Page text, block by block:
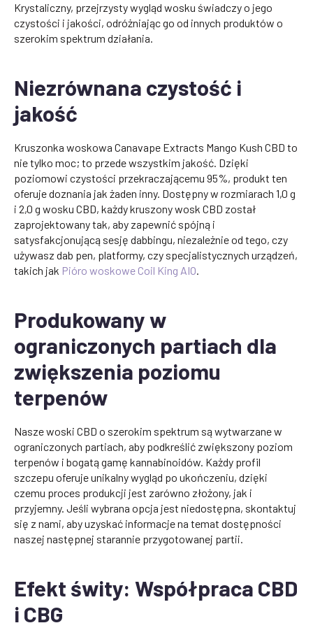
Krystaliczny, przejrzysty wygląd wosku świadczy o jego
czystości i jakości, odróżniając go od innych produktów o
szerokim spektrum działania.
Niezrównana czystość i
jakość
Kruszonka woskowa Canavape Extracts Mango Kush CBD to
nie tylko moc; to przede wszystkim jakość. Dzięki
poziomowi czystości przekraczającemu 95%, produkt ten
oferuje doznania jak żaden inny. Dostępny w rozmiarach 1,0 g
i 2,0 g wosku CBD, każdy kruszony wosk CBD został
zaprojektowany tak, aby zapewnić spójną i
satysfakcjonującą sesję dabbingu, niezależnie od tego, czy
używasz dab pen, platformy, czy specjalistycznych urządzeń,
takich jak Pióro woskowe Coil King AIO.
Produkowany w
ograniczonych partiach dla
zwiększenia poziomu
terpenów
Nasze woski CBD o szerokim spektrum są wytwarzane w
ograniczonych partiach, aby podkreślić zwiększony poziom
terpenów i bogatą gamę kannabinoidów. Każdy profil
szczepu oferuje unikalny wygląd po ukończeniu, dzięki
czemu proces produkcji jest zarówno złożony, jak i
przyjemny. Jeśli wybrana opcja jest niedostępna, skontaktuj
się z nami, aby uzyskać informacje na temat dostępności
naszej następnej starannie przygotowanej partii.
Efekt świty: Współpraca CBD
i CBG